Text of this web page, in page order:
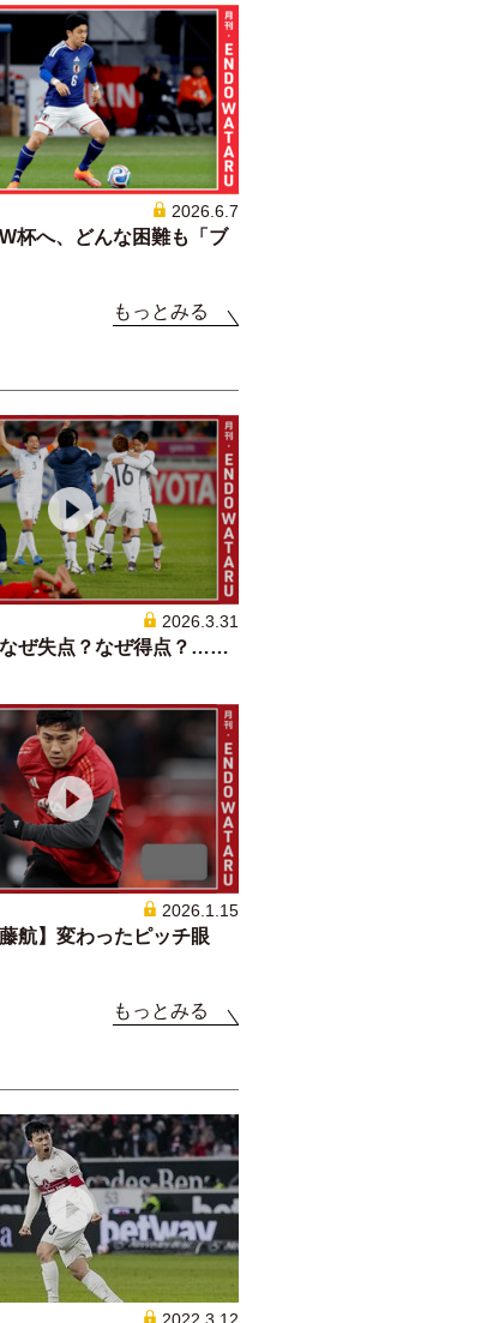
2026.6.7
W杯へ、どんな困難も「ブ
もっとみる
2026.3.31
なぜ失点？なぜ得点？……
2026.1.15
藤航】変わったピッチ眼
もっとみる